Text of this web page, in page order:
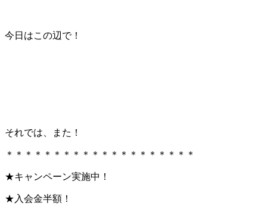
今日はこの辺で！
それでは、また！
＊＊＊＊＊＊＊＊＊＊＊＊＊＊＊＊＊＊＊＊
★キャンペーン実施中！
★入会金半額！